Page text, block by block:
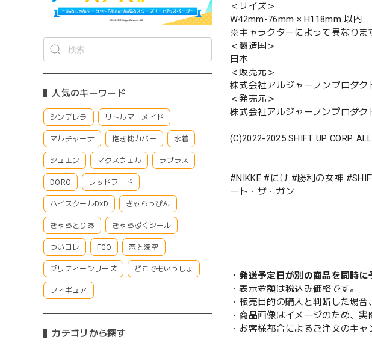
人気のキーワード
シンデレラ リトルマーメイド
マルチャーナ 抱き枕カバー 水着
シュエン マクスウェル ラプラス
DORO レッドフード
ハイスクールD×D きゃらっぴん
きゃらとりあ きゃらぷくシール
ついコレ FGO 恋と深空
プリティーシリーズ どこでもいっしょ
フィギュア
カテゴリから探す
＜サイズ＞
W42mm-76mm × H118mm 以内
※キャラクターによって異なりま
＜製造国＞
日本
＜販売元＞
株式会社アルジャーノンプロダク
＜発売元＞
株式会社アルジャーノンプロダク
(C)2022-2025 SHIFT UP CORP. ALL
#NIKKE #にけ #勝利の女神
ート・ザ・ガン
・発送予定日が別の商品を同時
・表示金額は税込み価格です。
・転売目的の購入と判断した場
・商品画像はイメージのため、
・お客様都合によるご注文のキ